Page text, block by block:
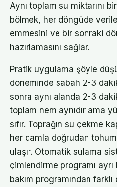
Aynı toplam su miktarını
bölmek, her döngüde
emmesini ve bir sonraki
hazırlamasını sağlar.
Pratik uygulama şöyle
döneminde sabah 2-3
sonra aynı alanda 2-3
toplam nem aynıdır ama
sıfır. Toprağın su çekme
her damla doğrudan
ulaşır. Otomatik sulama
çimlendirme programı
bakım programından